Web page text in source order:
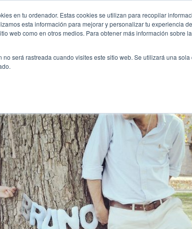
en tu ordenador. Estas cookies se utilizan para recopilar
esta información para mejorar y personalizar tu experiencia
web como en otros medios. Para obtener más información sobre
no será rastreada cuando visites este sitio web. Se utilizará una
INICIO QUIÉNES SOMOS TE
una fiesta de bienvenida del bebé